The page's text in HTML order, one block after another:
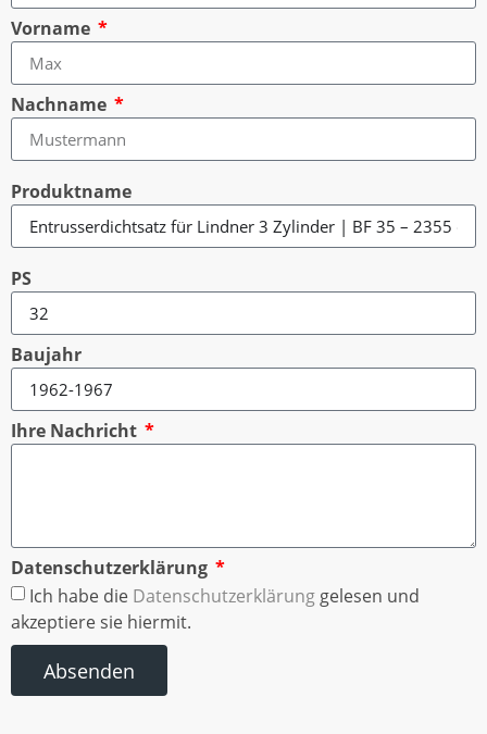
Vorname
Nachname
Produktname
PS
Baujahr
Ihre Nachricht
Datenschutzerklärung
Ich habe die Datenschutzerklärung gelesen und
akzeptiere sie hiermit.
Absenden